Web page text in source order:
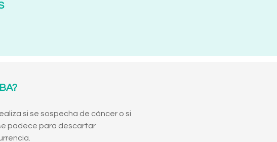
si se sospecha de cáncer o si
padece para descartar